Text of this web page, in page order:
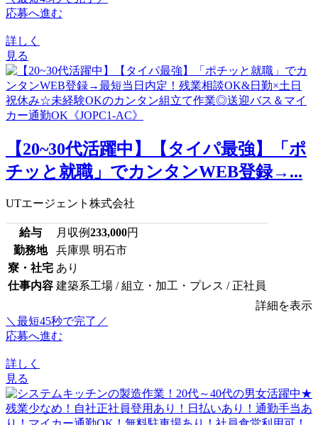
応募へ進む
詳しく
見る
【20~30代活躍中】【タイパ最強】「ポ
チッと就職」でカンタンWEB登録→...
UTエージェント株式会社
給与 月収例233,000円
勤務地
兵庫県 明石市
寮・社宅 あり
仕事内容 建築系工場 / 組立・加工・プレス / 正社員
詳細を表示
＼最短45秒で完了／
応募へ進む
詳しく
見る